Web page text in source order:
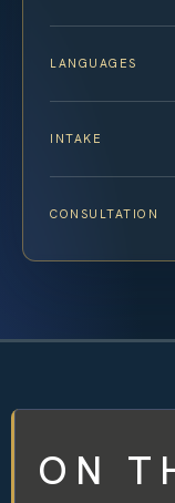
LANGUAGES
INTAKE
CONSULTATION
ON